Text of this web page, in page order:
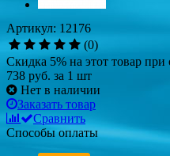
Артикул: 12176
(0)
Скидка 5% на этот товар при
738 руб. за 1 шт
Нет в наличии
Заказать товар
Сравнить
Способы оплаты